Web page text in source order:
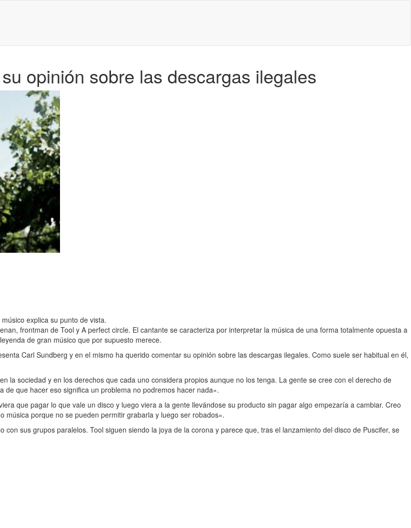
opinión sobre las descargas ilegales
explica su punto de vista.
frontman de Tool y A perfect circle. El cantante se caracteriza por interpretar la música de una forma totalmente opuesta a
de gran músico que por supuesto merece.
Carl Sundberg y en el mismo ha querido comentar su opinión sobre las descargas ilegales. Como suele ser habitual en él,
la sociedad y en los derechos que cada uno considera propios aunque no los tenga. La gente se cree con el derecho de
que hacer eso significa un problema no podremos hacer nada».
que pagar lo que vale un disco y luego viera a la gente llevándose su producto sin pagar algo empezaría a cambiar. Creo
porque no se pueden permitir grabarla y luego ser robados».
sus grupos paralelos. Tool siguen siendo la joya de la corona y parece que, tras el lanzamiento del disco de Puscifer, se